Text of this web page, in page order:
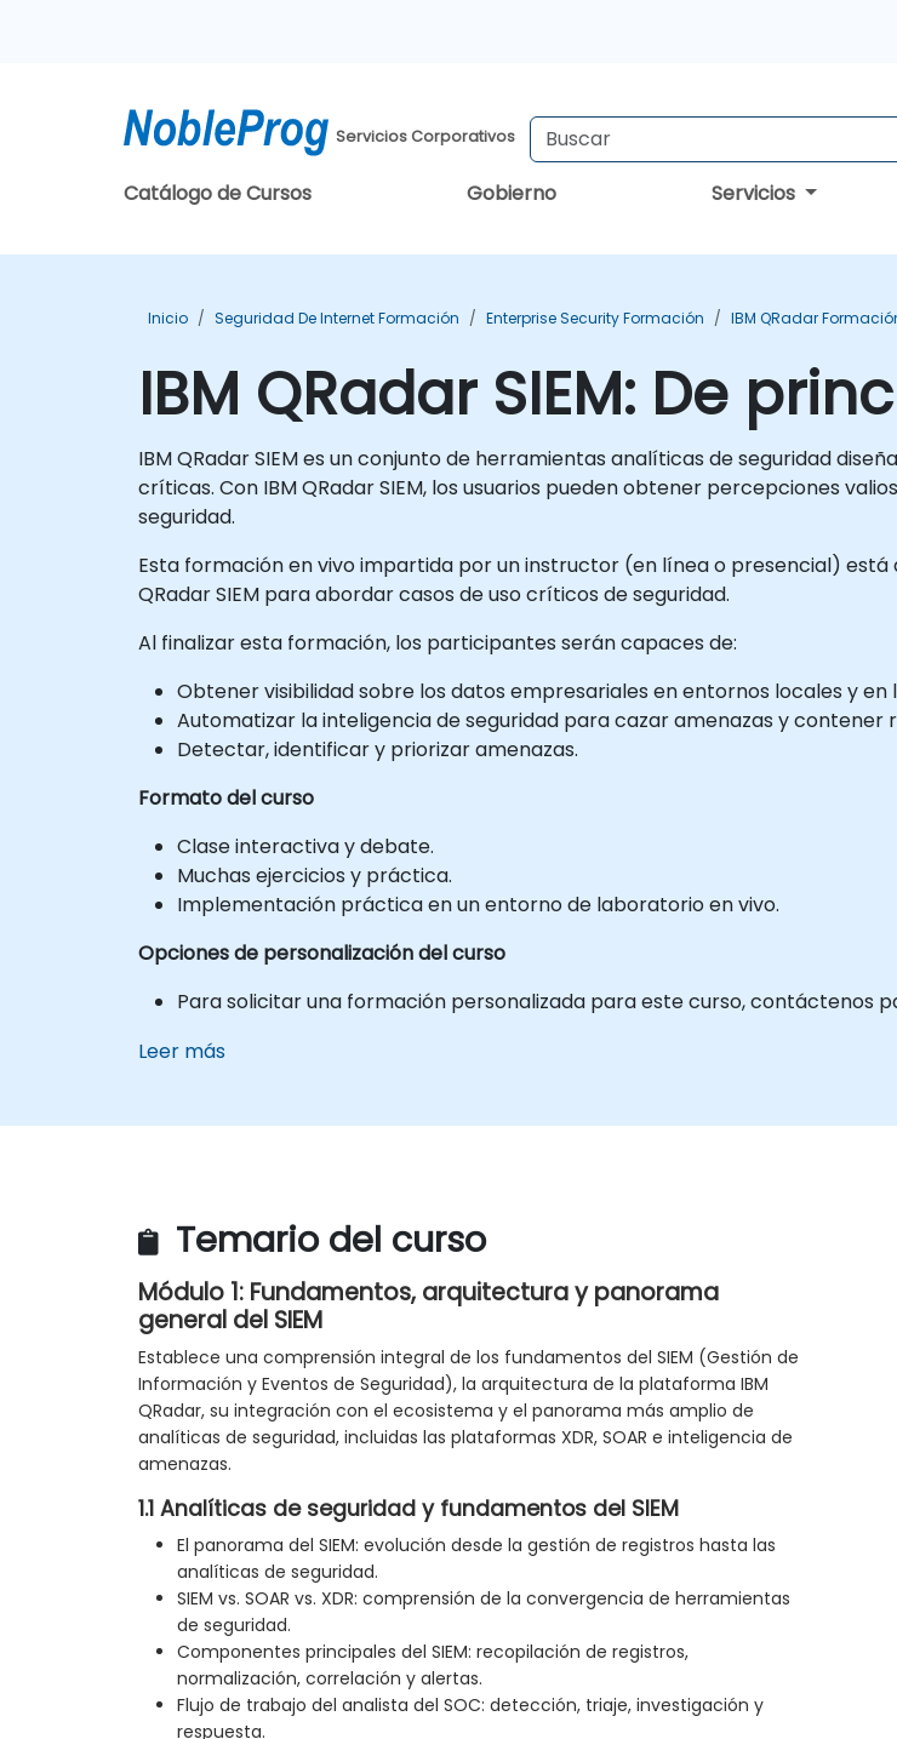
Servicios Corporativos
Catálogo de Cursos Gobierno Servicios
Inicio Seguridad De Internet Formación Enterprise Security Formación IBM QRadar
IBM QRadar SIEM: De
IBM QRadar SIEM es un conjunto de herramientas analíticas de seguridad
críticas. Con IBM QRadar SIEM, los usuarios pueden obtener percepciones
seguridad.
Esta formación en vivo impartida por un instructor (en línea o presencial) está
QRadar SIEM para abordar casos de uso críticos de seguridad.
Al finalizar esta formación, los participantes serán capaces de:
Obtener visibilidad sobre los datos empresariales en entornos locales y en
Automatizar la inteligencia de seguridad para cazar amenazas y contener
Detectar, identificar y priorizar amenazas.
Formato del curso
Clase interactiva y debate.
Muchas ejercicios y práctica.
Implementación práctica en un entorno de laboratorio en vivo.
Opciones de personalización del curso
Para solicitar una formación personalizada para este curso, contáctenos
Leer más
Temario del curso
Módulo 1: Fundamentos, arquitectura y panorama
general del SIEM
Establece una comprensión integral de los fundamentos del SIEM (Gestión de
Información y Eventos de Seguridad), la arquitectura de la plataforma IBM
QRadar, su integración con el ecosistema y el panorama más amplio de
analíticas de seguridad, incluidas las plataformas XDR, SOAR e inteligencia de
amenazas.
1.1 Analíticas de seguridad y fundamentos del SIEM
El panorama del SIEM: evolución desde la gestión de registros hasta las
analíticas de seguridad.
SIEM vs. SOAR vs. XDR: comprensión de la convergencia de herramientas
de seguridad.
Componentes principales del SIEM: recopilación de registros,
normalización, correlación y alertas.
Flujo de trabajo del analista del SOC: detección, triaje, investigación y
respuesta.